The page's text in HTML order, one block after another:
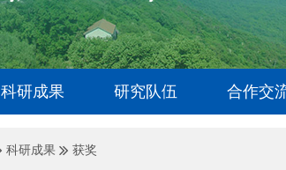
科研成果 研究队伍 合作交
科研成果 获奖